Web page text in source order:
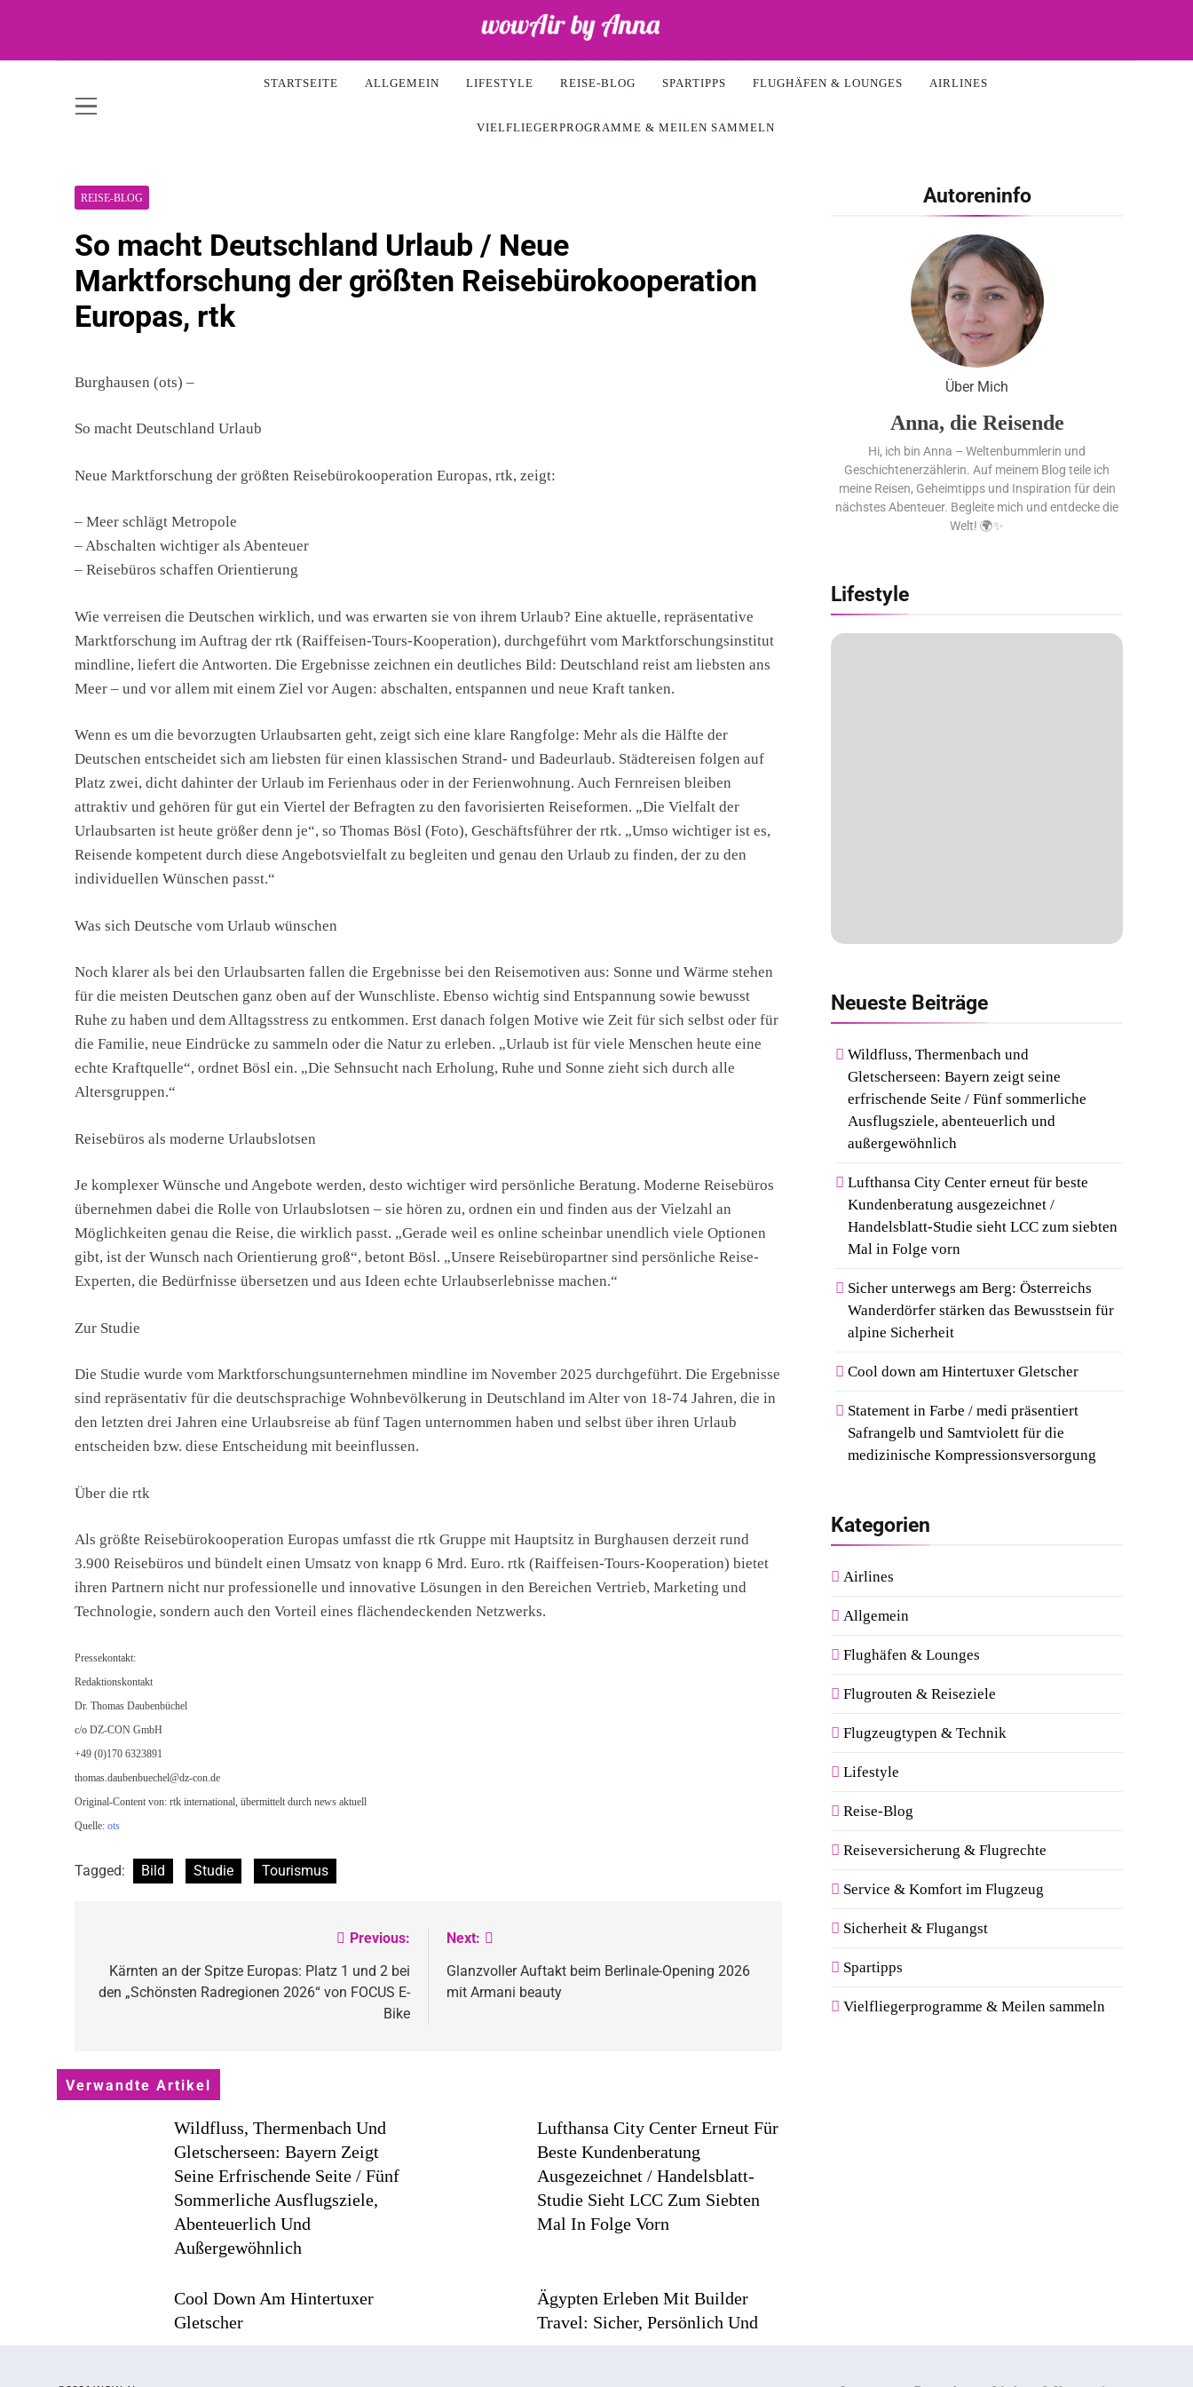
WOW-Air
STARTSEITE ALLGEMEIN LIFESTYLE REISE-BLOG SPARTIPPS FLUGHÄFEN & LOUNGES AIRLINES
VIELFLIEGERPROGRAMME & MEILEN SAMMELN
REISE-BLOG
So macht Deutschland Urlaub / Neue
Marktforschung der größten Reisebürokooperation
Europas, rtk
Burghausen (ots) –
So macht Deutschland Urlaub
Neue Marktforschung der größten Reisebürokooperation Europas, rtk, zeigt:
– Meer schlägt Metropole
– Abschalten wichtiger als Abenteuer
– Reisebüros schaffen Orientierung
Wie verreisen die Deutschen wirklich, und was erwarten sie von ihrem Urlaub? Eine aktuelle, repräsentative
Marktforschung im Auftrag der rtk (Raiffeisen-Tours-Kooperation), durchgeführt vom Marktforschungsinstitut
mindline, liefert die Antworten. Die Ergebnisse zeichnen ein deutliches Bild: Deutschland reist am liebsten ans
Meer – und vor allem mit einem Ziel vor Augen: abschalten, entspannen und neue Kraft tanken.
Wenn es um die bevorzugten Urlaubsarten geht, zeigt sich eine klare Rangfolge: Mehr als die Hälfte der
Deutschen entscheidet sich am liebsten für einen klassischen Strand- und Badeurlaub. Städtereisen folgen auf
Platz zwei, dicht dahinter der Urlaub im Ferienhaus oder in der Ferienwohnung. Auch Fernreisen bleiben
attraktiv und gehören für gut ein Viertel der Befragten zu den favorisierten Reiseformen. „Die Vielfalt der
Urlaubsarten ist heute größer denn je“, so Thomas Bösl (Foto), Geschäftsführer der rtk. „Umso wichtiger ist es,
Reisende kompetent durch diese Angebotsvielfalt zu begleiten und genau den Urlaub zu finden, der zu den
individuellen Wünschen passt.“
Was sich Deutsche vom Urlaub wünschen
Noch klarer als bei den Urlaubsarten fallen die Ergebnisse bei den Reisemotiven aus: Sonne und Wärme stehen
für die meisten Deutschen ganz oben auf der Wunschliste. Ebenso wichtig sind Entspannung sowie bewusst
Ruhe zu haben und dem Alltagsstress zu entkommen. Erst danach folgen Motive wie Zeit für sich selbst oder für
die Familie, neue Eindrücke zu sammeln oder die Natur zu erleben. „Urlaub ist für viele Menschen heute eine
echte Kraftquelle“, ordnet Bösl ein. „Die Sehnsucht nach Erholung, Ruhe und Sonne zieht sich durch alle
Altersgruppen.“
Reisebüros als moderne Urlaubslotsen
Je komplexer Wünsche und Angebote werden, desto wichtiger wird persönliche Beratung. Moderne Reisebüros
übernehmen dabei die Rolle von Urlaubslotsen – sie hören zu, ordnen ein und finden aus der Vielzahl an
Möglichkeiten genau die Reise, die wirklich passt. „Gerade weil es online scheinbar unendlich viele Optionen
gibt, ist der Wunsch nach Orientierung groß“, betont Bösl. „Unsere Reisebüropartner sind persönliche Reise-
Experten, die Bedürfnisse übersetzen und aus Ideen echte Urlaubserlebnisse machen.“
Zur Studie
Die Studie wurde vom Marktforschungsunternehmen mindline im November 2025 durchgeführt. Die Ergebnisse
sind repräsentativ für die deutschsprachige Wohnbevölkerung in Deutschland im Alter von 18-74 Jahren, die in
den letzten drei Jahren eine Urlaubsreise ab fünf Tagen unternommen haben und selbst über ihren Urlaub
entscheiden bzw. diese Entscheidung mit beeinflussen.
Über die rtk
Als größte Reisebürokooperation Europas umfasst die rtk Gruppe mit Hauptsitz in Burghausen derzeit rund
3.900 Reisebüros und bündelt einen Umsatz von knapp 6 Mrd. Euro. rtk (Raiffeisen-Tours-Kooperation) bietet
ihren Partnern nicht nur professionelle und innovative Lösungen in den Bereichen Vertrieb, Marketing und
Technologie, sondern auch den Vorteil eines flächendeckenden Netzwerks.
Pressekontakt:
Redaktionskontakt
Dr. Thomas Daubenbüchel
c/o DZ-CON GmbH
+49 (0)170 6323891
thomas.daubenbuechel@dz-con.de
Original-Content von: rtk international, übermittelt durch news aktuell
Quelle: ots
Tagged: Bild Studie Tourismus
Previous:
Kärnten an der Spitze Europas: Platz 1 und 2 bei
den „Schönsten Radregionen 2026“ von FOCUS E-
Bike
Next:
Glanzvoller Auftakt beim Berlinale-Opening 2026
mit Armani beauty
Verwandte Artikel
Wildfluss, Thermenbach Und
Gletscherseen: Bayern Zeigt
Seine Erfrischende Seite / Fünf
Sommerliche Ausflugsziele,
Abenteuerlich Und
Außergewöhnlich
Lufthansa City Center Erneut Für
Beste Kundenberatung
Ausgezeichnet / Handelsblatt-
Studie Sieht LCC Zum Siebten
Mal In Folge Vorn
Cool Down Am Hintertuxer
Gletscher
Ägypten Erleben Mit Builder
Travel: Sicher, Persönlich Und
Autoreninfo
Über Mich
Anna, die Reisende
Hi, ich bin Anna – Weltenbummlerin und
Geschichtenerzählerin. Auf meinem Blog teile ich
meine Reisen, Geheimtipps und Inspiration für dein
nächstes Abenteuer. Begleite mich und entdecke die
Welt! 🌍✨
Lifestyle
Neueste Beiträge
Wildfluss, Thermenbach und
Gletscherseen: Bayern zeigt seine
erfrischende Seite / Fünf sommerliche
Ausflugsziele, abenteuerlich und
außergewöhnlich
Lufthansa City Center erneut für beste
Kundenberatung ausgezeichnet /
Handelsblatt-Studie sieht LCC zum siebten
Mal in Folge vorn
Sicher unterwegs am Berg: Österreichs
Wanderdörfer stärken das Bewusstsein für
alpine Sicherheit
Cool down am Hintertuxer Gletscher
Statement in Farbe / medi präsentiert
Safrangelb und Samtviolett für die
medizinische Kompressionsversorgung
Kategorien
Airlines
Allgemein
Flughäfen & Lounges
Flugrouten & Reiseziele
Flugzeugtypen & Technik
Lifestyle
Reise-Blog
Reiseversicherung & Flugrechte
Service & Komfort im Flugzeug
Sicherheit & Flugangst
Spartipps
Vielfliegerprogramme & Meilen sammeln